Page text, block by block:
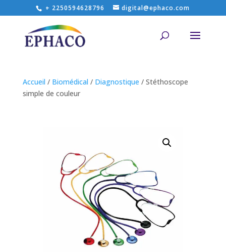
+ 2250594628796 digital@ephaco.com
Accueil / Biomédical / Diagnostique / Stéthoscope
simple de couleur